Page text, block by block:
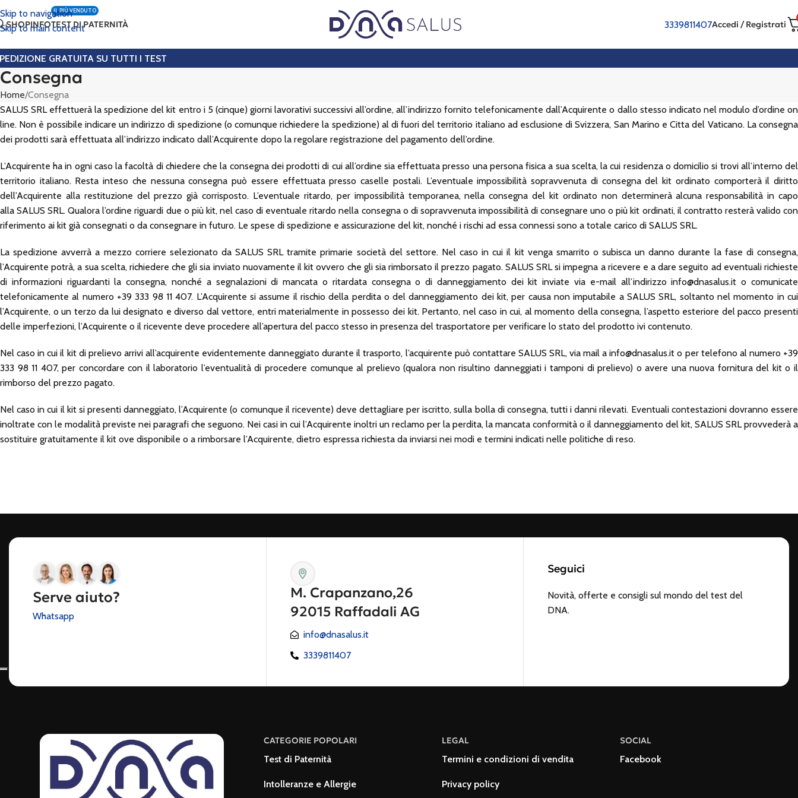
Skip to navigation
Skip to main content
SHOPINFOTEST DI PATERNITÀ
IL PIÙ VENDUTO
3339811407Accedi / Registrati
GRATUITA SU TUTTI I TEST
Consegna
Home Consegna
SALUS SRL effettuerà la spedizione del kit entro i 5 (cinque) giorni lavorativi successivi all’ordine, all’indirizzo fornito telefonicamente dall’Acquirente o dallo stesso indicato nel modulo d’ordine on
line. Non è possibile indicare un indirizzo di spedizione (o comunque richiedere la spedizione) al di fuori del territorio italiano ad esclusione di Svizzera, San Marino e Citta del Vaticano. La consegna
dei prodotti sarà effettuata all’indirizzo indicato dall’Acquirente dopo la regolare registrazione del pagamento dell’ordine.
L’Acquirente ha in ogni caso la facoltà di chiedere che la consegna dei prodotti di cui all’ordine sia effettuata presso una persona fisica a sua scelta, la cui residenza o domicilio si trovi all’interno del
territorio italiano. Resta inteso che nessuna consegna può essere effettuata presso caselle postali. L’eventuale impossibilità sopravvenuta di consegna del kit ordinato comporterà il diritto
dell’Acquirente alla restituzione del prezzo già corrisposto. L’eventuale ritardo, per impossibilità temporanea, nella consegna del kit ordinato non determinerà alcuna responsabilità in capo
alla SALUS SRL. Qualora l’ordine riguardi due o più kit, nel caso di eventuale ritardo nella consegna o di sopravvenuta impossibilità di consegnare uno o più kit ordinati, il contratto resterà valido con
riferimento ai kit già consegnati o da consegnare in futuro. Le spese di spedizione e assicurazione del kit, nonché i rischi ad essa connessi sono a totale carico di SALUS SRL.
La spedizione avverrà a mezzo corriere selezionato da SALUS SRL tramite primarie società del settore. Nel caso in cui il kit venga smarrito o subisca un danno durante la fase di consegna,
l’Acquirente potrà, a sua scelta, richiedere che gli sia inviato nuovamente il kit ovvero che gli sia rimborsato il prezzo pagato. SALUS SRL si impegna a ricevere e a dare seguito ad eventuali richieste
di informazioni riguardanti la consegna, nonché a segnalazioni di mancata o ritardata consegna o di danneggiamento dei kit inviate via e-mail all’indirizzo info@dnasalus.it o comunicate
telefonicamente al numero +39 333 98 11 407. L’Acquirente si assume il rischio della perdita o del danneggiamento dei kit, per causa non imputabile a SALUS SRL, soltanto nel momento in cui
l’Acquirente, o un terzo da lui designato e diverso dal vettore, entri materialmente in possesso dei kit. Pertanto, nel caso in cui, al momento della consegna, l’aspetto esteriore del pacco presenti
delle imperfezioni, l’Acquirente o il ricevente deve procedere all’apertura del pacco stesso in presenza del trasportatore per verificare lo stato del prodotto ivi contenuto.
Nel caso in cui il kit di prelievo arrivi all’acquirente evidentemente danneggiato durante il trasporto, l’acquirente può contattare SALUS SRL, via mail a info@dnasalus.it o per telefono al numero +39
333 98 11 407, per concordare con il laboratorio l’eventualità di procedere comunque al prelievo (qualora non risultino danneggiati i tamponi di prelievo) o avere una nuova fornitura del kit o il
rimborso del prezzo pagato.
Nel caso in cui il kit si presenti danneggiato, l’Acquirente (o comunque il ricevente) deve dettagliare per iscritto, sulla bolla di consegna, tutti i danni rilevati. Eventuali contestazioni dovranno essere
inoltrate con le modalità previste nei paragrafi che seguono. Nei casi in cui l’Acquirente inoltri un reclamo per la perdita, la mancata conformità o il danneggiamento del kit, SALUS SRL provvederà a
sostituire gratuitamente il kit ove disponibile o a rimborsare l’Acquirente, dietro espressa richiesta da inviarsi nei modi e termini indicati nelle politiche di reso.
Serve aiuto?
Whatsapp
M. Crapanzano,26
92015 Raffadali AG
info@dnasalus.it
3339811407
Seguici
Novità, offerte e consigli sul mondo del test del
DNA.
CATEGORIE POPOLARI
Test di Paternità
Intolleranze e Allergie
LEGAL
Termini e condizioni di vendita
Privacy policy
SOCIAL
Facebook